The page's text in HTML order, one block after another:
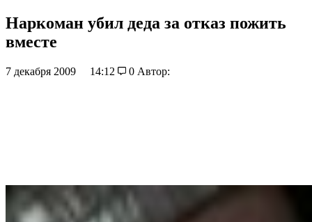
Наркоман убил деда за отказ пожить
вместе
7 декабря 2009 14:12 0 Автор: